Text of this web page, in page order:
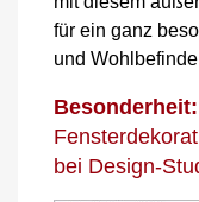
für ein ganz
und
Besonderheit:
bei Design-